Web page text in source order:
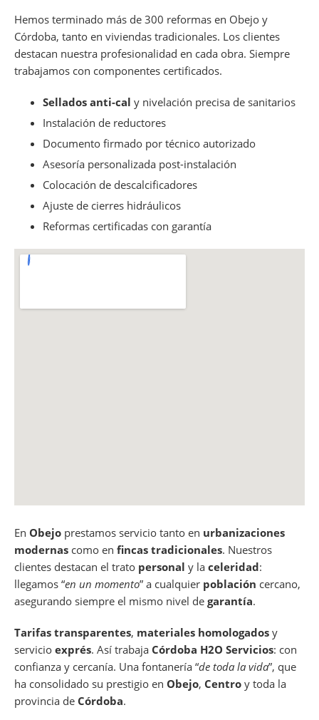
Hemos terminado más de 300 reformas en Obejo y
Córdoba, tanto en viviendas tradicionales. Los clientes
destacan nuestra profesionalidad en cada obra. Siempre
trabajamos con componentes certificados.
Sellados anti-cal y nivelación precisa de sanitarios
Instalación de reductores
Documento firmado por técnico autorizado
Asesoría personalizada post-instalación
Colocación de descalcificadores
Ajuste de cierres hidráulicos
Reformas certificadas con garantía
En Obejo prestamos servicio tanto en urbanizaciones
modernas como en fincas tradicionales. Nuestros
clientes destacan el trato personal y la celeridad:
llegamos “en un momento” a cualquier población cercano,
asegurando siempre el mismo nivel de garantía.
Tarifas transparentes, materiales homologados y
servicio exprés. Así trabaja Córdoba H2O Servicios: con
confianza y cercanía. Una fontanería “de toda la vida”, que
ha consolidado su prestigio en Obejo, Centro y toda la
provincia de Córdoba.